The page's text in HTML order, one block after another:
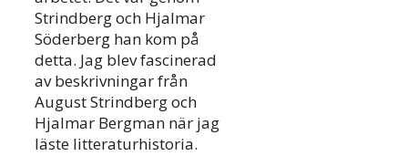
Strindberg och Hjalmar
Söderberg han kom på
detta. Jag blev fascinerad
av beskrivningar från
August Strindberg och
Hjalmar Bergman när jag
läste litteraturhistoria.